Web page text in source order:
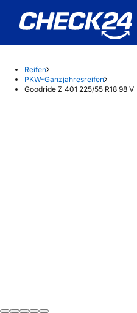
Reifen
PKW-Ganzjahresreifen
Goodride Z 401 225/55 R18 98 V